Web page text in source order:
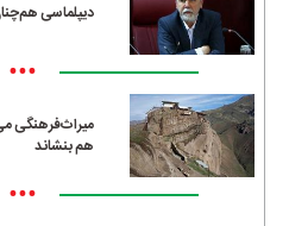
دیپلماسی
•••
میراث‌فرهنگی
هم بنشاند
•••